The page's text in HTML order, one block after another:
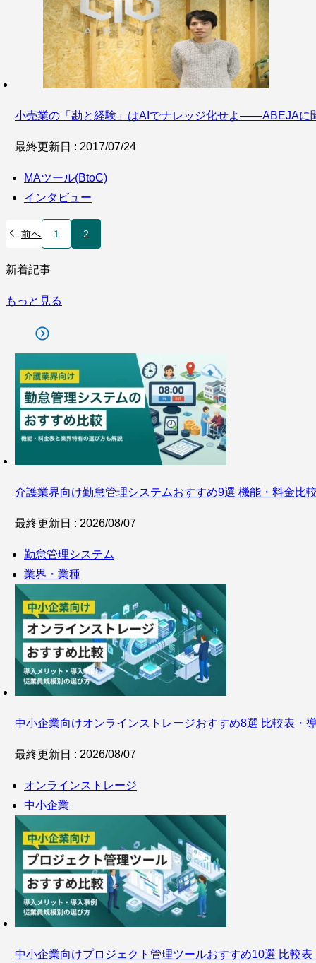
小売業の「勘と経験」はAIでナレッジ化せよ――ABEJAに
最終更新日 : 2017/07/24
MAツール(BtoC)
インタビュー
前へ 1 2
新着記事
もっと見る
介護業界向け勤怠管理システムおすすめ9選 機能・料金比
最終更新日 : 2026/08/07
勤怠管理システム
業界・業種
中小企業向けオンラインストレージおすすめ8選 比較表・
最終更新日 : 2026/08/07
オンラインストレージ
中小企業
中小企業向けプロジェクト管理ツールおすすめ10選 比較